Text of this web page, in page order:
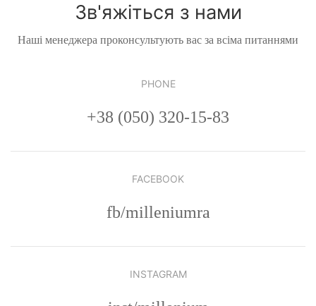
Зв'яжіться з нами
Наші менеджера проконсультують вас за всіма питаннями
PHONE
+38 (050) 320-15-83
FACEBOOK
fb/milleniumra
INSTAGRAM